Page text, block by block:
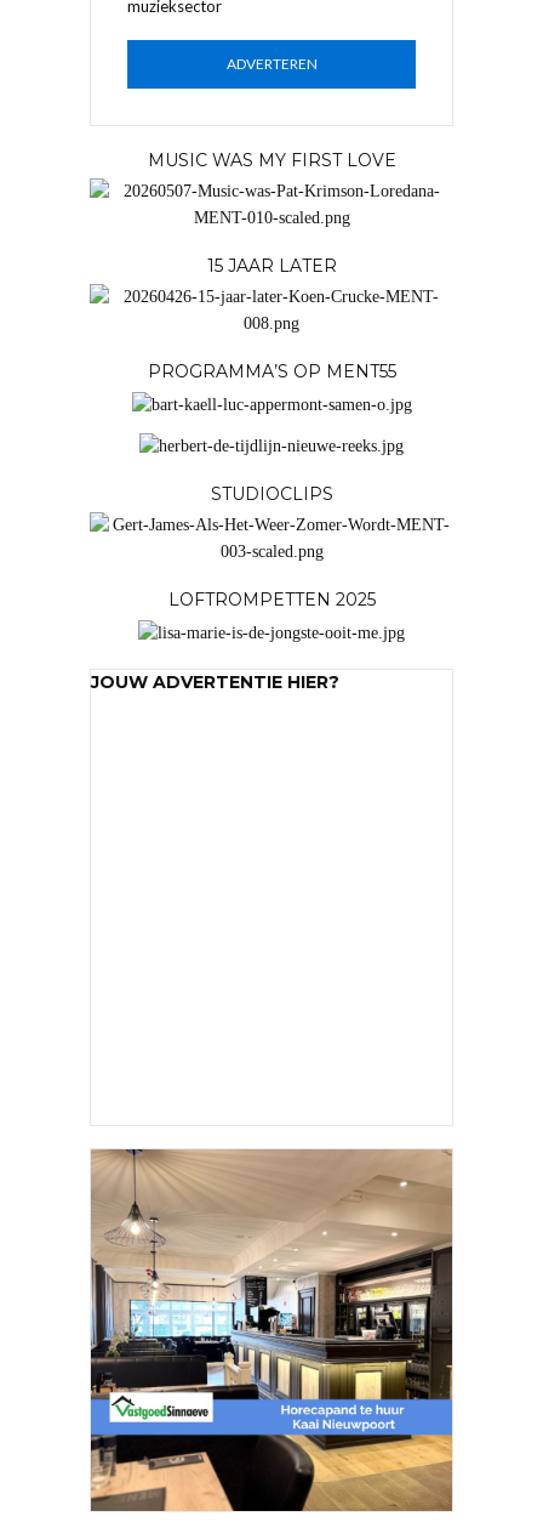
muzieksector
ADVERTEREN
MUSIC WAS MY FIRST LOVE
15 JAAR LATER
PROGRAMMA’S OP MENT55
STUDIOCLIPS
LOFTROMPETTEN 2025
JOUW ADVERTENTIE HIER?